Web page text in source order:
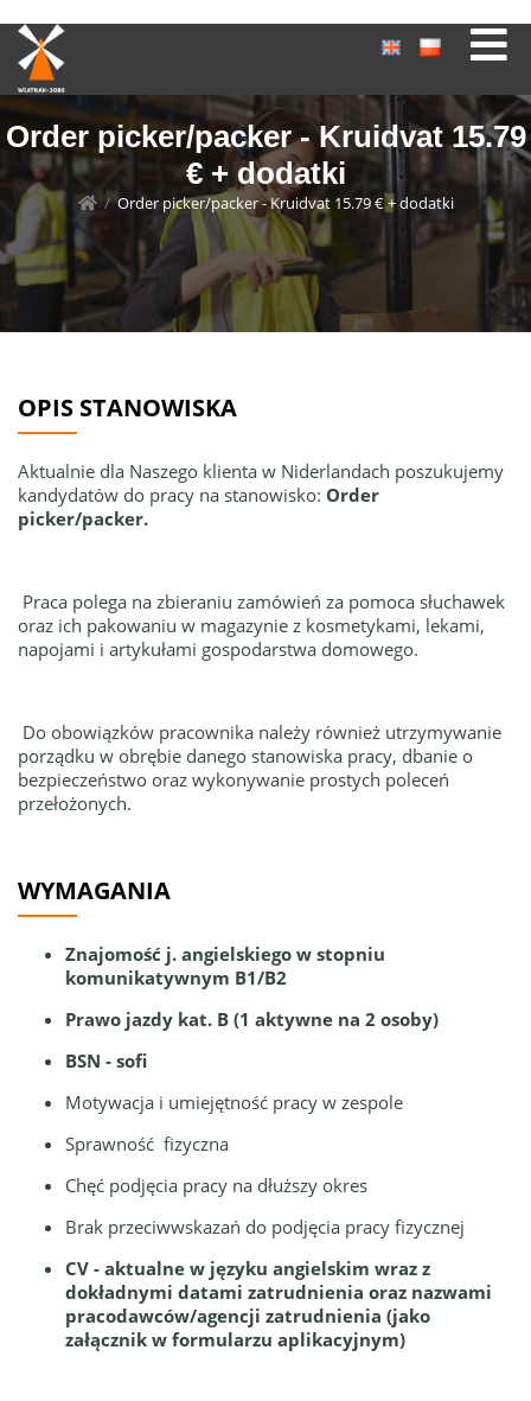
Order picker/packer - Kruidvat 15.79
€ + dodatki
/ Order picker/packer - Kruidvat 15.79 € + dodatki
OPIS STANOWISKA
Aktualnie dla Naszego klienta w Niderlandach poszukujemy
kandydatów do pracy na stanowisko: Order
picker/packer.
Praca polega na zbieraniu zamówień za pomoca słuchawek
oraz ich pakowaniu w magazynie z kosmetykami, lekami,
napojami i artykułami gospodarstwa domowego.
Do obowiązków pracownika należy również utrzymywanie
porządku w obrębie danego stanowiska pracy, dbanie o
bezpieczeństwo oraz wykonywanie prostych poleceń
przełożonych.
WYMAGANIA
Znajomość j. angielskiego w stopniu
komunikatywnym B1/B2
Prawo jazdy kat. B (1 aktywne na 2 osoby)
BSN - sofi
Motywacja i umiejętność pracy w zespole
Sprawność fizyczna
Chęć podjęcia pracy na dłuższy okres
Brak przeciwwskazań do podjęcia pracy fizycznej
CV - aktualne w języku angielskim wraz z
dokładnymi datami zatrudnienia oraz nazwami
pracodawców/agencji zatrudnienia (jako
załącznik w formularzu aplikacyjnym)